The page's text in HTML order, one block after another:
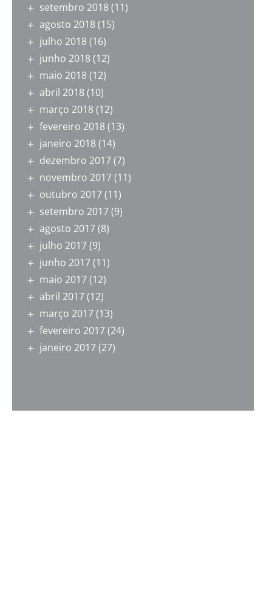
setembro 2018(11)
agosto 2018(15)
julho 2018(16)
junho 2018(12)
maio 2018(12)
abril 2018(10)
março 2018(12)
fevereiro 2018(13)
janeiro 2018(14)
dezembro 2017(7)
novembro 2017(11)
outubro 2017(11)
setembro 2017(9)
agosto 2017(8)
julho 2017(9)
junho 2017(11)
maio 2017(12)
abril 2017(12)
março 2017(13)
fevereiro 2017(24)
janeiro 2017(27)